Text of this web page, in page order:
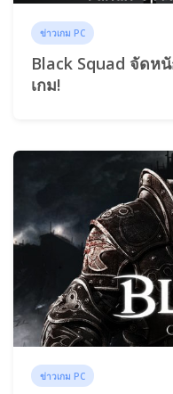
ข่าวเกม PC
Black Squad จัดห
เกม!
ข่าวเกม PC